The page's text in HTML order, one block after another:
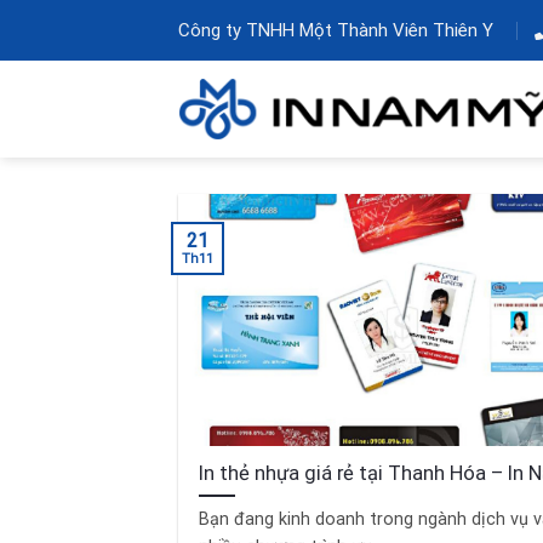
Công ty TNHH Một Thành Viên Thiên Y
In thẻ nhựa giá rẻ tại Thanh Hóa – In
Bạn đang kinh doanh trong ngành dịch vụ
21
Th11